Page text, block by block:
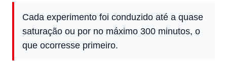
Cada experimento foi conduzido até a quase
saturação ou por no máximo 300 minutos, o
que ocorresse primeiro.